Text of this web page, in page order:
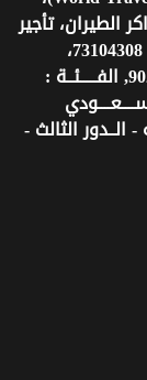
الطيران، تأجير
سيارات، وباقات سفر متنوعة، رخصة سعودية 73104308،
رخصـــــة مـــصرية 1943، إياتــــــــا رقـــم 90226710, الفـــــئــة :
: 13 ش النــزهه - الــدور الثالث -